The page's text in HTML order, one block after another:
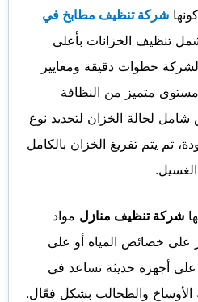
شركة تنظيف مطابخ في
تنظيف الخزانات بأعلى
خطوات دقيقة ومعايير
متميز من النظافة
شامل لحالة الخزان لتحديد نوع
ثم يتم تفريغ الخزان بالكامل
شركة تنظيف منازل مواد
على خصائص المياه أو على
على أجهزة حديثة تساعد في
الأوساخ والطحالب بشكل فعّال.